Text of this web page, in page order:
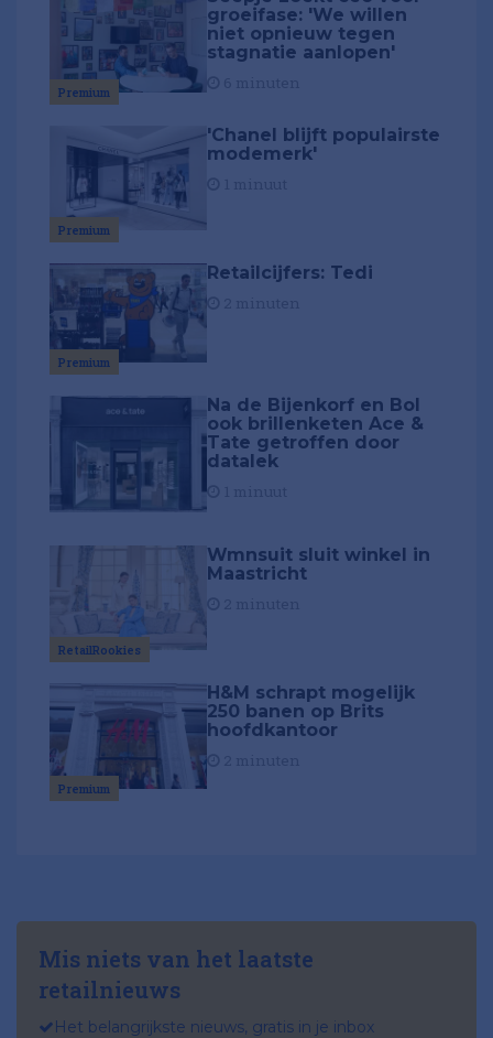
Premium
groeifase: 'We willen
niet opnieuw tegen
stagnatie aanlopen'
Premium
'Chanel blijft populairste
modemerk'
Premium
Retailcijfers: Tedi
Na de Bijenkorf en Bol
ook brillenketen Ace &
Tate getroffen door
datalek
RetailRookies
Wmnsuit sluit winkel in
Maastricht
Premium
H&M schrapt mogelijk
250 banen op Brits
hoofdkantoor
Mis niets van het laatste
retailnieuws
Het belangrijkste nieuws, gratis in je inbox